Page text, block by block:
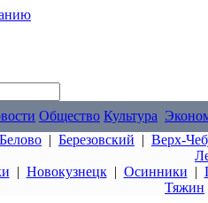
Общество Культура
Белово | Березовский | Верх-
| Новокузнецк| Осинники |
Тяжин